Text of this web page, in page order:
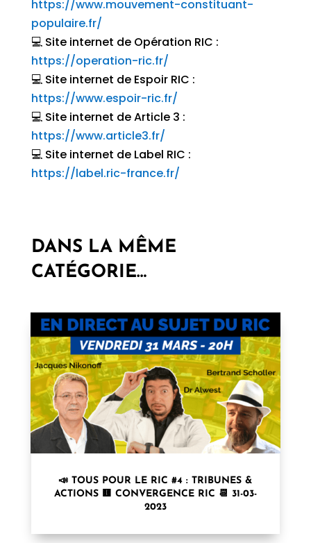
https://www.mouvement-constituant-
populaire.fr/
💻 Site internet de Opération RIC :
https://operation-ric.fr/
💻 Site internet de Espoir RIC :
https://www.espoir-ric.fr/
💻 Site internet de Article 3 :
https://www.article3.fr/
💻 Site internet de Label RIC :
https://label.ric-france.fr/
DANS LA MÊME
CATÉGORIE…
📣 TOUS POUR LE RIC #4 : TRIBUNES &
ACTIONS 🟨 CONVERGENCE RIC 📆 31-03-
2023